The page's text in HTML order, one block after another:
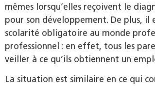
mêmes lorsqu’elles reçoivent le
pour son développement. De plus,
scolarité obligatoire au monde
professionnel : en effet, tous les
veiller à ce qu’ils obtiennent un
La situation est similaire en ce qui